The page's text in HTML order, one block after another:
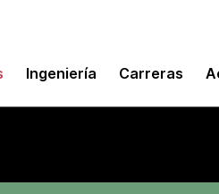
Ingeniería Carreras